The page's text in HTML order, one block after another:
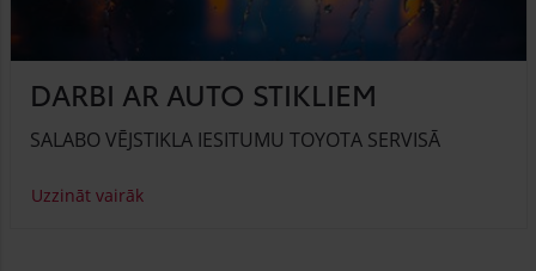
DARBI AR AUTO STIKLIEM
SALABO VĒJSTIKLA IESITUMU TOYOTA SERVISĀ
Uzzināt vairāk